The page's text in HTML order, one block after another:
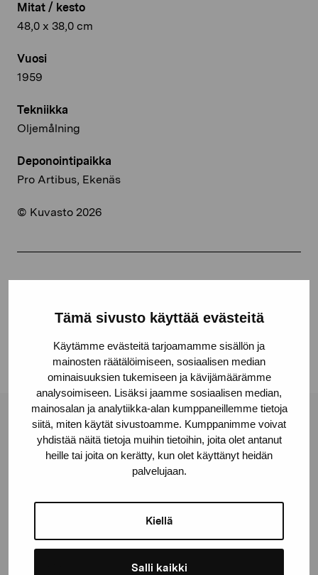
Tämä sivusto käyttää evästeitä
Käytämme evästeitä tarjoamamme sisällön ja
mainosten räätälöimiseen, sosiaalisen median
ominaisuuksien tukemiseen ja kävijämäärämme
analysoimiseen. Lisäksi jaamme sosiaalisen median,
mainosalan ja analytiikka-alan kumppaneillemme tietoja
siitä, miten käytät sivustoamme. Kumppanimme voivat
yhdistää näitä tietoja muihin tietoihin, joita olet antanut
heille tai joita on kerätty, kun olet käyttänyt heidän
palvelujaan.
Kiellä
Salli kaikki
Mitat / kesto
48,0 x 38,0 cm
Vuosi
1959
Tekniikka
Oljemålning
Deponointipaikka
Pro Artibus, Ekenäs
© Kuvasto 2026
Jaa:
Facebook
Pro Artibus -säätiö
Kustaa Vaasan katu 11